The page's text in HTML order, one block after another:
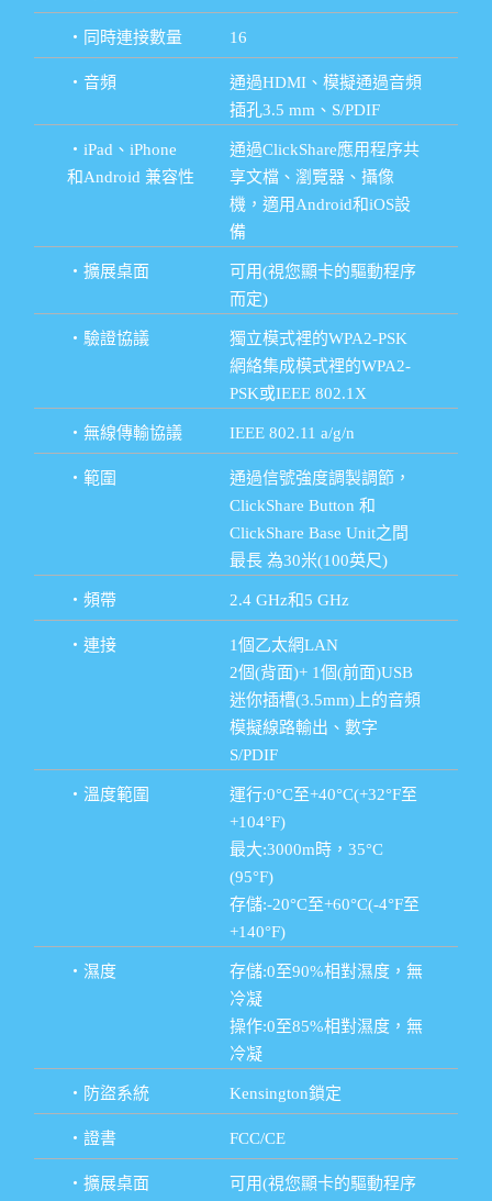
・同時連接數量 16
・音頻
通過HDMI、模擬通過音頻
插孔3.5 mm、S/PDIF
・iPad、iPhone
和Android 兼容性
通過ClickShare應用程序共
享文檔、瀏覽器、攝像
機，適用Android和iOS設
備
・擴展桌面
可用(視您顯卡的驅動程序
而定)
・驗證協議
獨立模式裡的WPA2-PSK
網絡集成模式裡的WPA2-
PSK或IEEE 802.1X
・無線傳輸協議 IEEE 802.11 a/g/n
・範圍
通過信號強度調製調節，
ClickShare Button 和
ClickShare Base Unit之間
最長 為30米(100英尺)
・頻帶 2.4 GHz和5 GHz
・連接
1個乙太網LAN
2個(背面)+ 1個(前面)USB
迷你插槽(3.5mm)上的音頻
模擬線路輸出、數字
S/PDIF
・溫度範圍
運行:0°C至+40°C(+32°F至
+104°F)
最大:3000m時，35°C
(95°F)
存儲:-20°C至+60°C(-4°F至
+140°F)
・濕度
存儲:0至90%相對濕度，無
冷凝
操作:0至85%相對濕度，無
冷凝
・防盜系統 Kensington鎖定
・證書 FCC/CE
・擴展桌面
可用(視您顯卡的驅動程序